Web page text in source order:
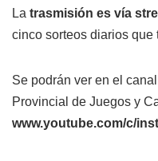
La trasmisión es vía
cinco sorteos diarios
Se podrán ver en el
Provincial de Juegos y
www.youtube.com/c/